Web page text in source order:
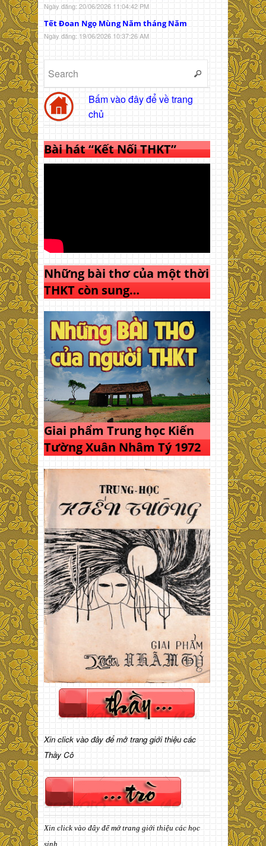
Ngày đăng: 20/06/2026 11:04:42 PM
Tết Đoan Ngọ Mùng Năm tháng Năm
Ngày đăng: 19/06/2026 10:37:26 AM
Bấm vào đây để về trang
chủ
Bài hát “Kết Nối THKT”
Những bài thơ của một thời
THKT còn sung…
Giai phẩm Trung học Kiến
Tường Xuân Nhâm Tý 1972
Xin click vào đây để mở trang giới thiệu các
Thầy Cô
Xin click vào đây để mở trang giới thiệu các học
sinh